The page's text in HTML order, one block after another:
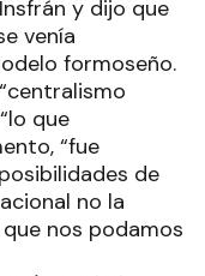
y dijo que
venía
formoseño.
que
“fue
de
no la
nos podamos